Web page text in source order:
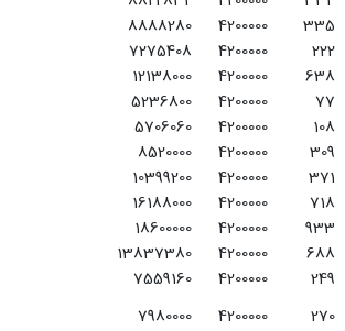
8888280
4200000 335
7275408
4200000 222
12138000
4200000 638
5236800
4200000 77
5706060
4200000 108
8520000
4200000 309
10399200
4200000 371
16188000
4200000 718
18600000
4200000 933
13837380
4200000 688
7559160
4200000 249
7980000
4200000 270